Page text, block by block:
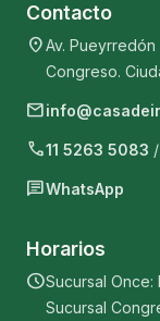
Contacto
location_onAv. Pueyrredón
Congreso.
mail
phone11 5263 5083 /
chatWhatsApp
Horarios
scheduleSucursal Once:
Sucursal